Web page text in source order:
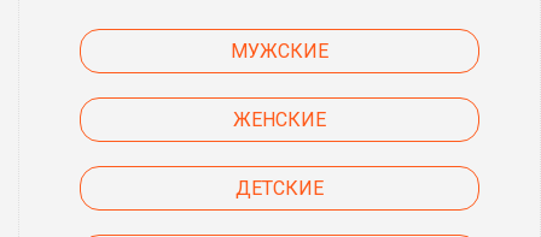
МУЖСКИЕ
ЖЕНСКИЕ
ДЕТСКИЕ